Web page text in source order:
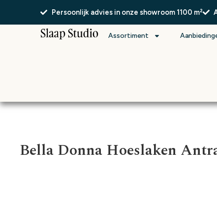
Persoonlijk advies in onze showroom 1100 m²
Assortiment
Bella Donna Hoeslaken